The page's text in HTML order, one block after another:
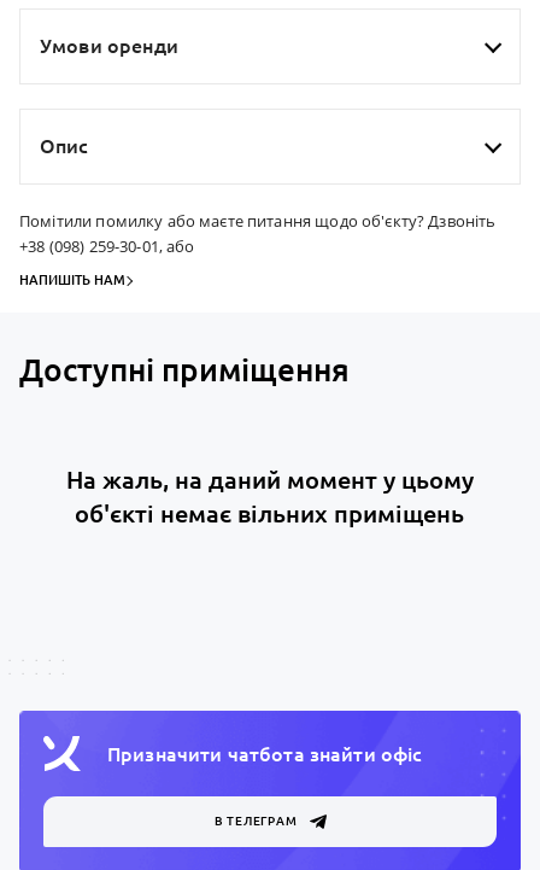
Умови оренди
Опис
Помітили помилку або маєте питання щодо об'єкту? Дзвоніть
+38 (098) 259-30-01, або
НАПИШІТЬ НАМ
Доступні приміщення
На жаль, на даний момент у цьому
об'єкті немає вільних приміщень
Призначити чатбота знайти офiс
В ТЕЛЕГРАМ